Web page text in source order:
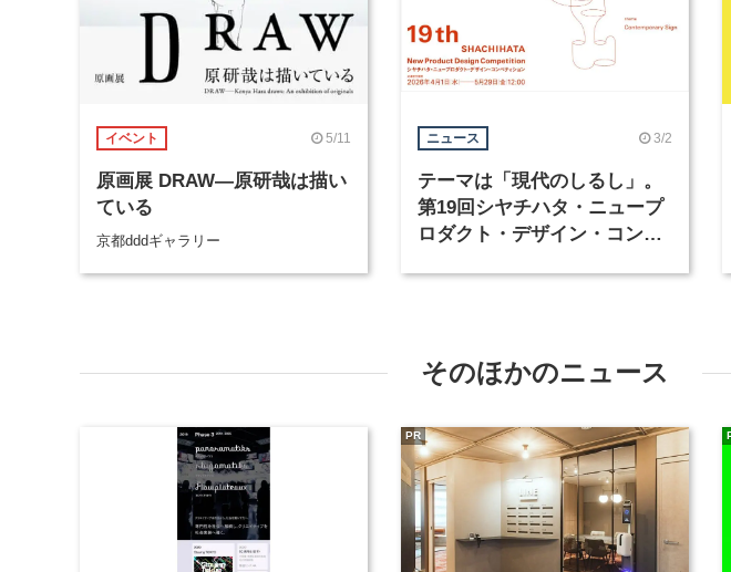
イベント 5/11
原画展 DRAW―原研哉は描い
ている
京都dddギャラリー
ニュース 3/2
テーマは「現代のしるし」。
第19回シヤチハタ・ニュープ
ロダクト・デザイン・コンペ
そのほかのニュース
PR